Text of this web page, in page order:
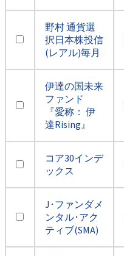
野村 通貨選
択日本株投信
(レアル)毎月
伊達の国未来
ファンド
『愛称： 伊
達Rising』
コア30インデ
ックス
J･ファンダメ
ンタル･アク
ティブ(SMA)